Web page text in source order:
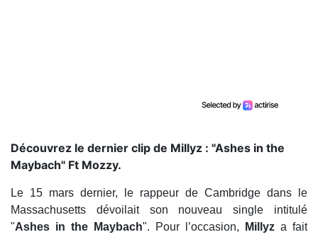
Découvrez le dernier clip de Millyz : "Ashes in the
Maybach" Ft Mozzy.
Le 15 mars dernier, le rappeur de Cambridge dans le
Massachusetts dévoilait son nouveau single intitulé
"Ashes in the Maybach". Pour l’occasion, Millyz a fait